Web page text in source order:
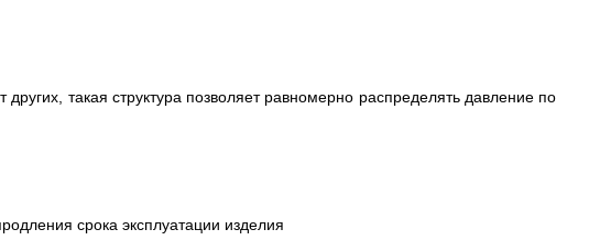
такая структура позволяет равномерно распределять давление по
срока эксплуатации изделия